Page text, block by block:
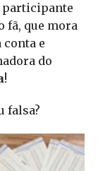
participante
fã, que mora
conta e
do
!
falsa?